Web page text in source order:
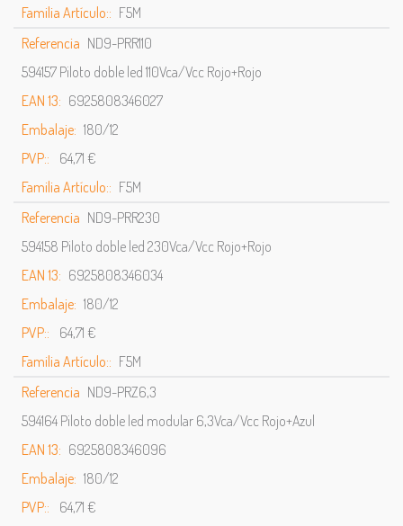
Familia Artículo:: F5M
Referencia ND9-PRR110
594157 Piloto doble led 110Vca/Vcc Rojo+Rojo
EAN 13: 6925808346027
Embalaje: 180/12
PVP::
64,71 €
Familia Artículo:: F5M
Referencia ND9-PRR230
594158 Piloto doble led 230Vca/Vcc Rojo+Rojo
EAN 13: 6925808346034
Embalaje: 180/12
PVP::
64,71 €
Familia Artículo:: F5M
Referencia ND9-PRZ6,3
594164 Piloto doble led modular 6,3Vca/Vcc Rojo+Azul
EAN 13: 6925808346096
Embalaje: 180/12
PVP::
64,71 €